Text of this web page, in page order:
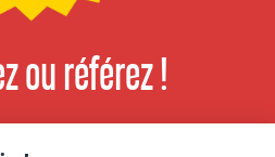
ou référez !